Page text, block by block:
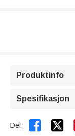
Produktinfo
Spesifikasjon
Del: 